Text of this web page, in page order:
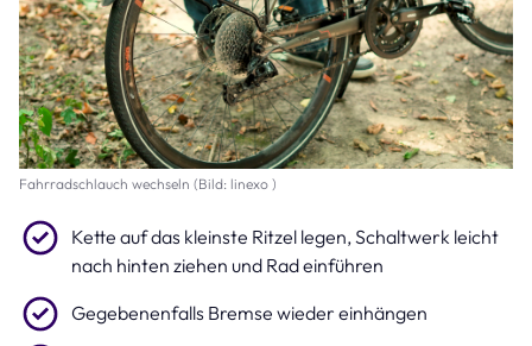
Fahrradschlauch wechseln (Bild: linexo )
Kette auf das kleinste Ritzel legen, Schaltwerk leicht
nach hinten ziehen und Rad einführen
Gegebenenfalls Bremse wieder einhängen